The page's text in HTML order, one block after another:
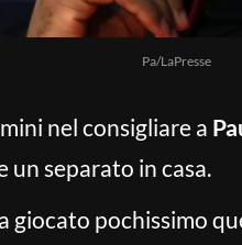
Pa/LaPresse
nel consigliare a
un separato in casa.
pochissimo